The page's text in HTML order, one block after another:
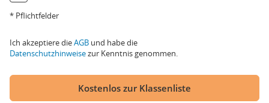
* Pflichtfelder
Ich akzeptiere dieAGB und habe die
Datenschutzhinweisezur Kenntnis genommen.
Kostenlos zur Klassenliste